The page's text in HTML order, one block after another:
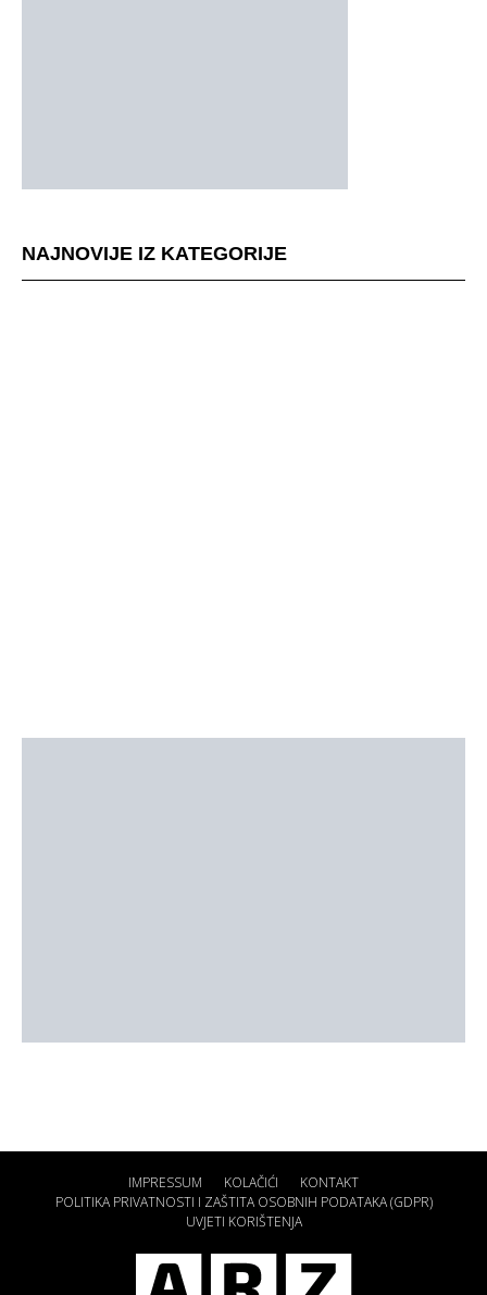
NAJNOVIJE IZ KATEGORIJE
IMPRESSUM KOLAČIĆI
KONTAKT
POLITIKA PRIVATNOSTI I ZAŠTITA OSOBNIH PODATAKA (GDPR)
UVJETI KORIŠTENJA